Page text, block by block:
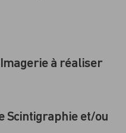
à réaliser
Scintigraphie et/ou